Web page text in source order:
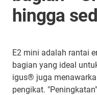
hingga
E2 mini adalah rantai
bagian yang ideal
igus® juga
pengikat.